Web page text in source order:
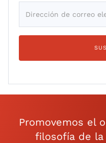
Promovemos el
filosofía de la